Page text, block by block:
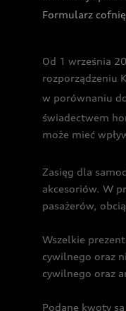
Formularz
Od 1 września
rozporządzeniu
w porównaniu
świadectwem
może mieć
Zasięg dla
akcesoriów. W
pasażerów,
Wszelkie
cywilnego oraz
cywilnego oraz
Podane kwoty